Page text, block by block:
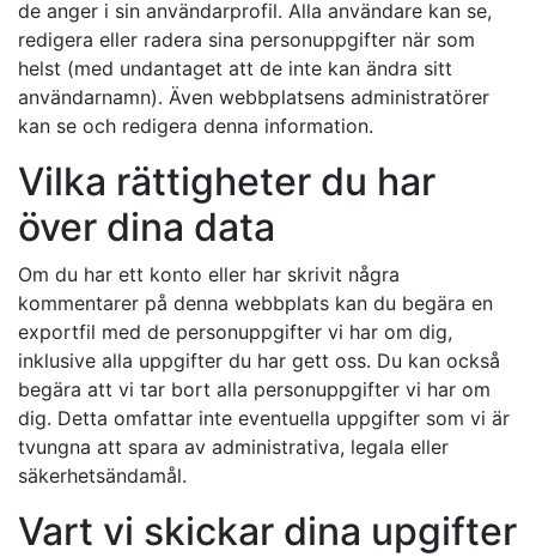
de anger i sin användarprofil. Alla användare kan se,
redigera eller radera sina personuppgifter när som
helst (med undantaget att de inte kan ändra sitt
användarnamn). Även webbplatsens administratörer
kan se och redigera denna information.
Vilka rättigheter du har
över dina data
Om du har ett konto eller har skrivit några
kommentarer på denna webbplats kan du begära en
exportfil med de personuppgifter vi har om dig,
inklusive alla uppgifter du har gett oss. Du kan också
begära att vi tar bort alla personuppgifter vi har om
dig. Detta omfattar inte eventuella uppgifter som vi är
tvungna att spara av administrativa, legala eller
säkerhetsändamål.
Vart vi skickar dina upgifter